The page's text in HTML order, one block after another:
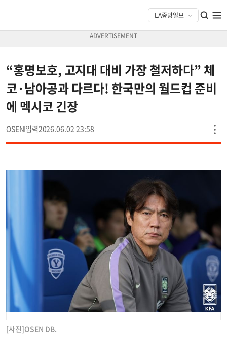
“홍명보호, 고지대 대비 가장 철저하다” 체
코·남아공과 다르다! 한국만의 월드컵 준비
에 멕시코 긴장
OSEN 2026.06.02 23:58
[사진]OSEN DB.